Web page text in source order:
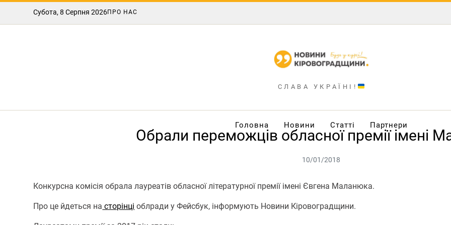
Субота, 8 Серпня 2026ПРО НАС
СЛАВА УКРАЇНІ!
Головна Новини Статті Партнери
Обрали переможців обласної премії імені
10/01/2018
Конкурсна комісія обрала лауреатів обласної літературної премії імені Євгена Маланюка.
Про це йдеться на сторінці облради у Фейсбук, інформують Новини Кіровоградщини.